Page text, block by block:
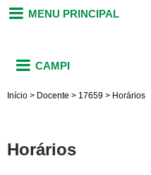
MENU PRINCIPAL
CAMPI
Início > Docente > 17659 > Horários
Horários